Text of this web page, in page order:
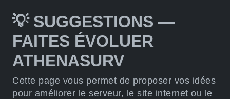
💡 SUGGESTIONS —
FAITES ÉVOLUER
ATHENASURV
Cette page vous permet de proposer vos idées
pour améliorer le serveur, le site internet ou le